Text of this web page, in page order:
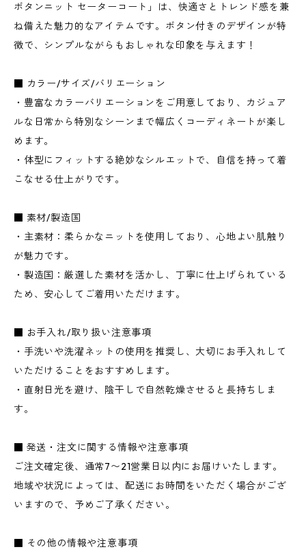
ボタンニット セーターコート」は、快適さとトレンド感を兼
ね備えた魅力的なアイテムです。ボタン付きのデザインが特
徴で、シンプルながらもおしゃれな印象を与えます！
■ カラー/サイズ/バリエーション
・豊富なカラーバリエーションをご用意しており、カジュア
ルな日常から特別なシーンまで幅広くコーディネートが楽し
めます。
・体型にフィットする絶妙なシルエットで、自信を持って着
こなせる仕上がりです。
■ 素材/製造国
・主素材：柔らかなニットを使用しており、心地よい肌触り
が魅力です。
・製造国：厳選した素材を活かし、丁寧に仕上げられている
ため、安心してご着用いただけます。
■ お手入れ/取り扱い注意事項
・手洗いや洗濯ネットの使用を推奨し、大切にお手入れして
いただけることをおすすめします。
・直射日光を避け、陰干しで自然乾燥させると長持ちしま
す。
■ 発送・注文に関する情報や注意事項
ご注文確定後、通常7〜21営業日以内にお届けいたします。
地域や状況によっては、配送にお時間をいただく場合がござ
いますので、予めご了承ください。
■ その他の情報や注意事項